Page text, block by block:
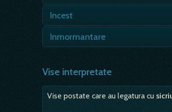
caci el afla,…
Incest
- visele incestuoase
inconstienta sau o
Inmormantare
Vise interpretate
Vise postate care au legatura cu